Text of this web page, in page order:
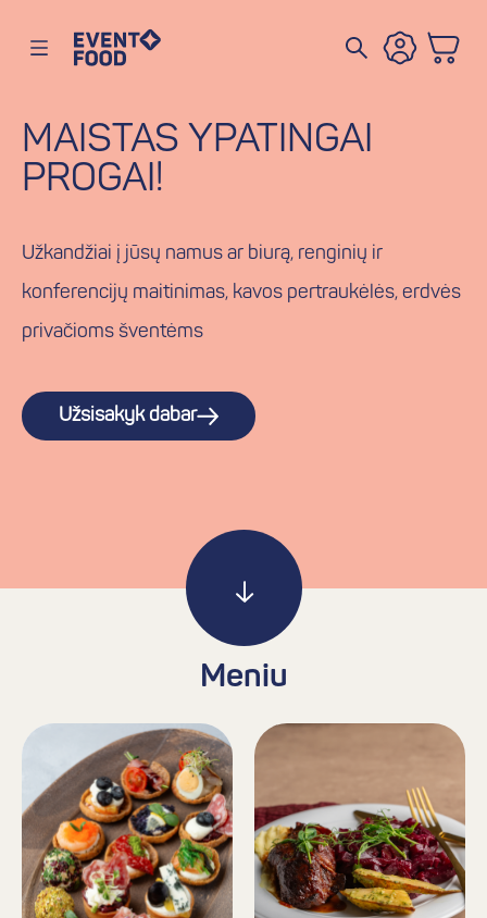
Atidaryti meniu
Eventofood
MAISTAS YPATINGAI
PROGAI!
Užkandžiai į jūsų namus ar biurą, renginių ir
konferencijų maitinimas, kavos pertraukėlės, erdvės
privačioms šventėms
Užsisakyk dabar
Meniu